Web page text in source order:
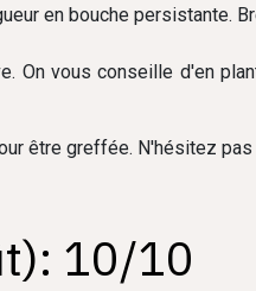
en bouche persistante.
On vous conseille d'en
être greffée. N'hésitez
10/10